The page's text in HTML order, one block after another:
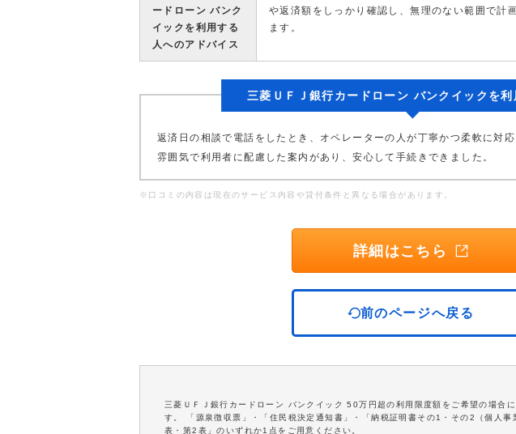
ードローン バンク
イックを利用する
人へのアドバイス
や返済額をしっかり確認し、無理のない範囲で計
ます。
三菱ＵＦＪ銀行カードローン バンクイックを利
返済日の相談で電話をしたとき、オペレーターの人が丁寧かつ柔軟に対
雰囲気で利用者に配慮した案内があり、安心して手続きできました。
※口コミの内容は現在のサービス内容や貸付条件と異なる場合があります。
詳細はこちら
前のページへ戻る
三菱ＵＦＪ銀行カードローン バンクイック 50万円超の利用限度額をご希望の場合
す。 「源泉徴収票」・「住民税決定通知書」・「納税証明書その1・その2（個人事
表・第2表」のいずれか1点をご用意ください。